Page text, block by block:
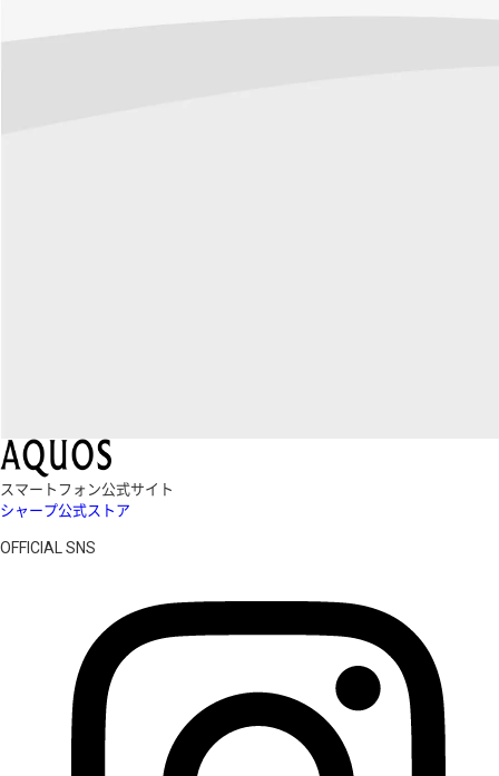
スマートフォン公式サイト
シャープ公式ストア
OFFICIAL SNS